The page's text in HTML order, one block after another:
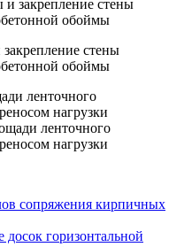
стены
обоймы
ленточного
нагрузки
сопряжения кирпичных
досок горизонтальной